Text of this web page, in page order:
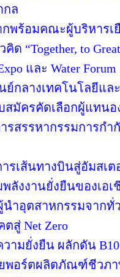
กล
พร้อมคณะผู้บริหารเ
ด “Together, to
และ Water
ย์กลางเทคโนโลยีแ
สมัครคัดเลือกผู้แทน
รสรรหากรรมการกำ
รเส้นทางบินสู่อัมสเต
งงานยั่งยืนของเอเชี
นำอุตสาหกรรมจาก
สู่ Net Zero
ามยั่งยืน ผลักดัน
พอร์ตผลิตภัณฑ์ชีวภา